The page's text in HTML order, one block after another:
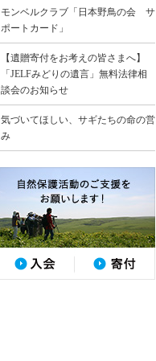
モンベルクラブ「日本野鳥の会 サ
ポートカード」
【遺贈寄付をお考えの皆さまへ】
「JELFみどりの遺言」無料法律相
談会のお知らせ
気づいてほしい、サギたちの命の営
み